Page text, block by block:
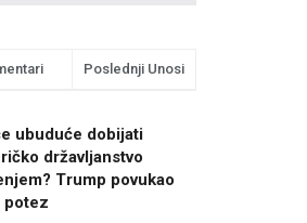
Poslednji Unosi
ubuduće dobijati
državljanstvo
Trump povukao
potez